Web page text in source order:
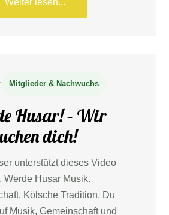
Weiter lesen...
, Mitglieder & Nachwuchs
Husar! – Wir
dich!
unterstützt dieses Video
Werde Husar Musik.
Kölsche Tradition. Du
Musik, Gemeinschaft und